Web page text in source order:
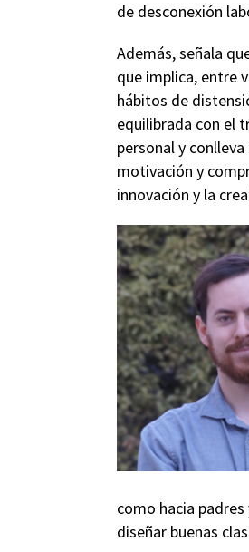
de desconexión
Además, señala
que implica, entre
hábitos de
equilibrada con el
personal y
motivación y
innovación y la
como hacia
diseñar buenas